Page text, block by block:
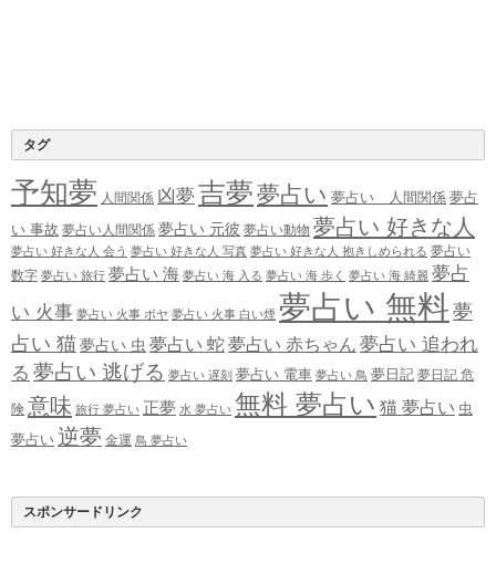
タグ
予知夢 人間関係 凶夢 吉夢夢占い 夢占い 人間関係 夢占
い 事故 夢占い人間関係 夢占い 元彼 夢占い動物 夢占い 好きな人
夢占い 好きな人 会う 夢占い 好きな人 写真 夢占い 好きな人 抱きしめられる 夢占い
数字 夢占い 旅行 夢占い 海 夢占い 海 入る 夢占い 海 歩く 夢占い 海 綺麗 夢占
い 火事 夢占い 火事 ボヤ 夢占い 火事 白い煙 夢占い 無料 夢
占い 猫夢占い 虫 夢占い 蛇夢占い 赤ちゃん 夢占い 追われ
る 夢占い 逃げる 夢占い 遅刻 夢占い 電車 夢占い 鳥 夢日記 夢日記 危
険 意味 旅行 夢占い 正夢 水 夢占い 無料 夢占い 猫 夢占い 虫
夢占い 逆夢 金運 鳥 夢占い
スポンサードリンク